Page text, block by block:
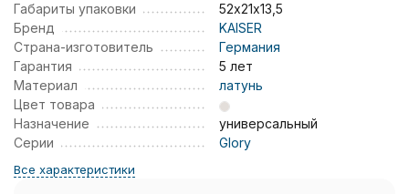
Габариты упаковки
52х21х13,5
Бренд
KAISER
Страна-изготовитель
Германия
Гарантия
5 лет
Материал
латунь
Цвет товара
Назначение
универсальный
Серии
Glory
Все характеристики